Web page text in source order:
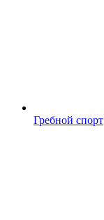
Гребной спорт